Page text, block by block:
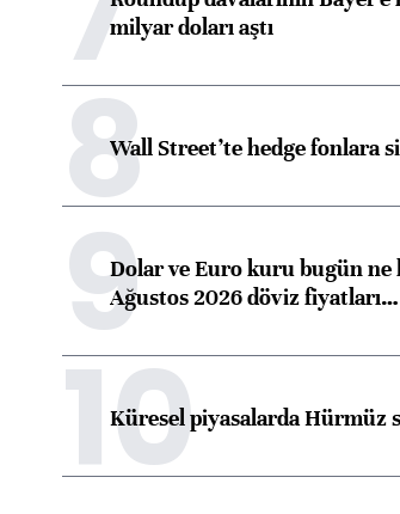
milyar doları aştı
8Wall Street’te hedge fonlara
9Dolar ve Euro kuru bugün ne
Ağustos 2026 döviz fiyatları…
10
Küresel piyasalarda Hürmüz